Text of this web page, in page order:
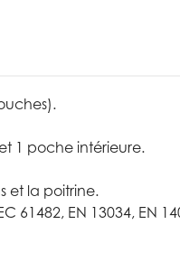
1 poche intérieure.
et la poitrine.
61482, EN 13034, EN